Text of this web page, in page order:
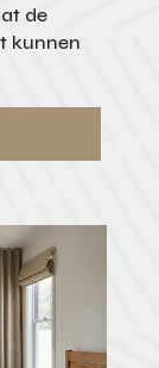
de
kunnen